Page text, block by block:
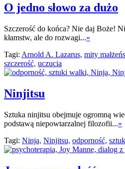
O jedno słowo za dużo
Szczerość do końca? Nie daj Boże!
kłamstw, ale do rozwagi...»
Tagi: Arnold A. Lazarus, mity
szczerość, uczucia
Ninjitsu
Sztuka ninjitsu obejmuje ogromną
podstawą niepowtarzalnej filozofii...»
Tagi: Ninja, Ninjitsu, odporność,